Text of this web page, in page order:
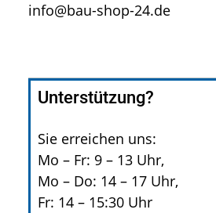
info@bau-shop-24.de
Unterstützung?
Sie erreichen uns:
Mo – Fr: 9 – 13 Uhr,
Mo – Do: 14 – 17 Uhr,
Fr: 14 – 15:30 Uhr